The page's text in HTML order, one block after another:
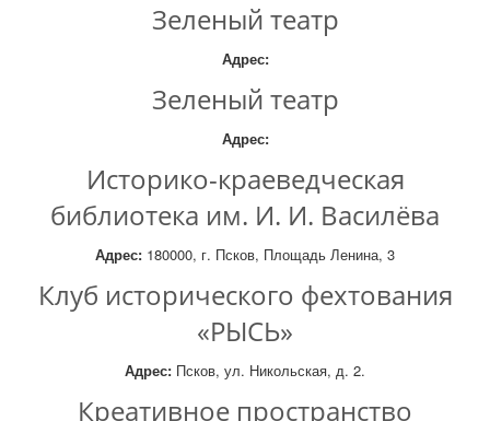
Зеленый театр
Адрес:
Зеленый театр
Адрес:
Историко-краеведческая
библиотека им. И. И. Василёва
Адрес: 180000, г. Псков, Площадь Ленина, 3
Клуб исторического фехтования
«РЫСЬ»
Адрес: Псков, ул. Никольская, д. 2.
Креативное пространство